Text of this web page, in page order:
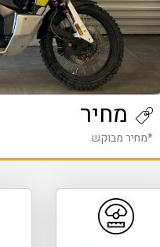
מחיר
*מחיר מבוקש